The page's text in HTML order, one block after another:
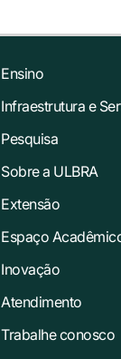
Ensino
Infraestrutura e
Pesquisa
Sobre a ULBRA
Extensão
Espaço
Inovação
Atendimento
Trabalhe conosco